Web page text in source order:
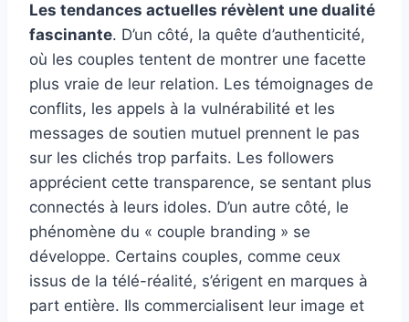
Les tendances actuelles révèlent une dualité
fascinante. D’un côté, la quête d’authenticité,
où les couples tentent de montrer une facette
plus vraie de leur relation. Les témoignages de
conflits, les appels à la vulnérabilité et les
messages de soutien mutuel prennent le pas
sur les clichés trop parfaits. Les followers
apprécient cette transparence, se sentant plus
connectés à leurs idoles. D’un autre côté, le
phénomène du « couple branding » se
développe. Certains couples, comme ceux
issus de la télé-réalité, s’érigent en marques à
part entière. Ils commercialisent leur image et